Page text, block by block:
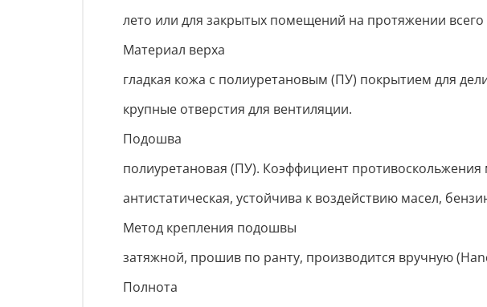
лето или для закрытых помещений на протяжении всего
Материал верха
гладкая кожа с полиуретановым (ПУ) покрытием для
крупные отверстия для вентиляции.
Подошва
полиуретановая (ПУ). Коэффициент противоскольжения
антистатическая, устойчива к воздействию масел,
Метод крепления подошвы
затяжной, прошив по ранту, производится вручную
Полнота